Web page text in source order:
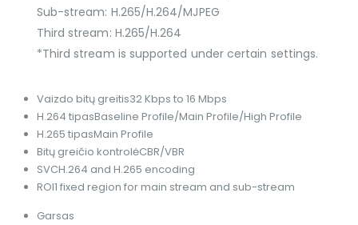
Sub-stream: H.265/H.264/MJPEG
Third stream: H.265/H.264
*Third stream is supported under certain settings.
Vaizdo bitų greitis32 Kbps to 16 Mbps
H.264 tipasBaseline Profile/Main Profile/High Profile
H.265 tipasMain Profile
Bitų greičio kontrolėCBR/VBR
SVCH.264 and H.265 encoding
ROI1 fixed region for main stream and sub-stream
Garsas